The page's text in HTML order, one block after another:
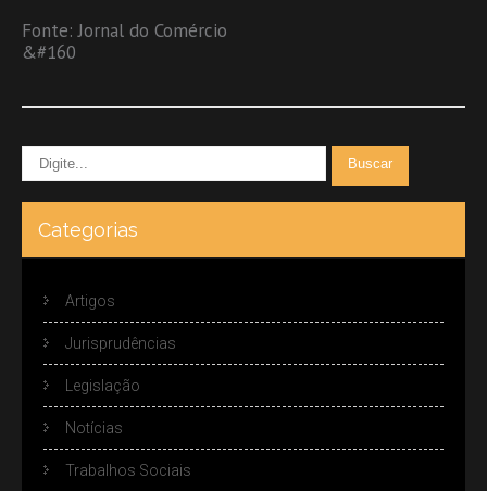
Fonte: Jornal do Comércio
&#160
Categorias
Artigos
Jurisprudências
Legislação
Notícias
Trabalhos Sociais